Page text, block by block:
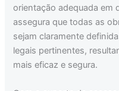
orientação adequada em
assegura que todas as
sejam claramente
legais pertinentes,
mais eficaz e segura.